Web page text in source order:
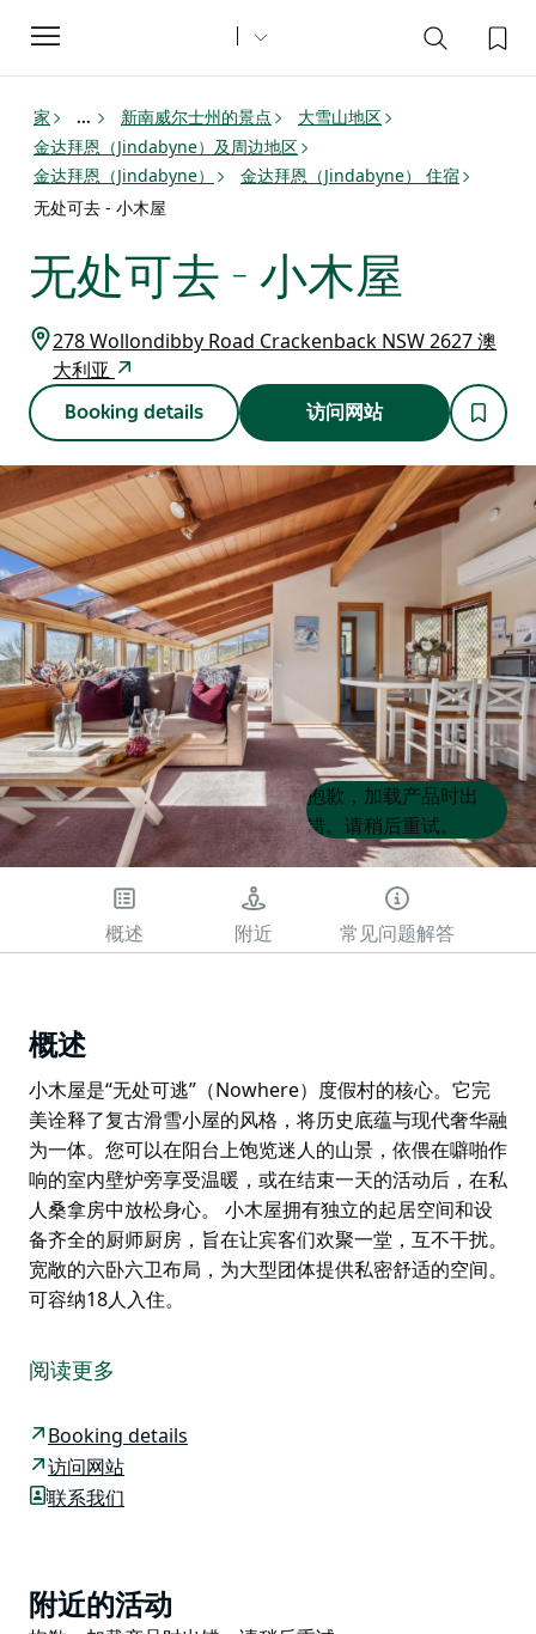
Toggle
navigation
家 ... 新南威尔士州的景点
大雪山地区
金达拜恩（Jindabyne）及周边地区
金达拜恩（Jindabyne）
金达拜恩（Jindabyne） 住宿
无处可去 - 小木屋
无处可去 - 小木屋
278 Wollondibby Road Crackenback NSW 2627 澳
大利亚
Booking details 访问网站
Product
List
Product
List
抱歉，加载产品时出
错。请稍后重试。
概述 附近 常见问题解答
概述
小木屋是“无处可逃”（Nowhere）度假村的核心。它完
美诠释了复古滑雪小屋的风格，将历史底蕴与现代奢华融
为一体。您可以在阳台上饱览迷人的山景，依偎在噼啪作
响的室内壁炉旁享受温暖，或在结束一天的活动后，在私
人桑拿房中放松身心。 小木屋拥有独立的起居空间和设
备齐全的厨师厨房，旨在让宾客们欢聚一堂，互不干扰。
宽敞的六卧六卫布局，为大型团体提供私密舒适的空间。
可容纳18人入住。
美诠释了复古滑雪小屋的风格，将历史底蕴与现代奢华融
为一体。您可以在阳台上饱览迷人的山景，依偎在噼啪作
人桑拿房中放松身心。
小木屋拥有独立的起居空间和设备齐全的厨师厨房，旨在
可容纳18人入住。
阅读更多
Booking details
访问网站
联系我们
Product
附近的活动